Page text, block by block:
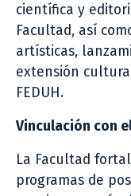
científica y
Facultad, así
artísticas,
extensión
FEDUH.
Vinculación con
La Facultad
programas de